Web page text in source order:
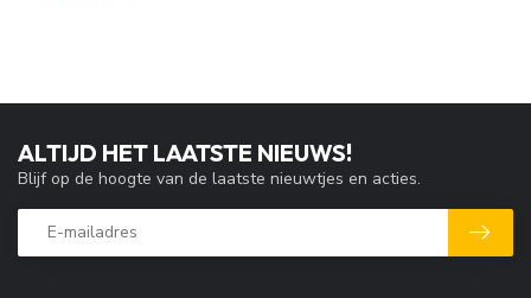
ALTIJD HET LAATSTE NIEUWS!
Blijf op de hoogte van de laatste nieuwtjes en acties.